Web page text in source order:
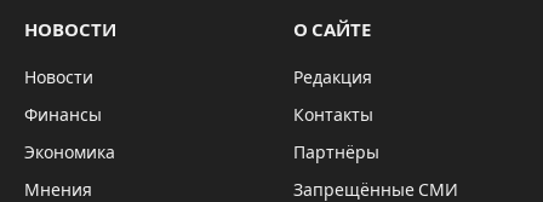
НОВОСТИ
Новости
Финансы
Экономика
Мнения
О САЙТЕ
Редакция
Контакты
Партнёры
Запрещённые СМИ